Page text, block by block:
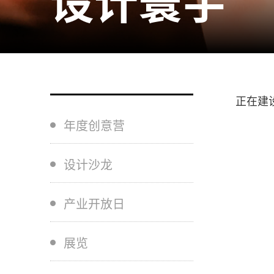
年度创意营
设计沙龙
产业开放日
展览
正在建